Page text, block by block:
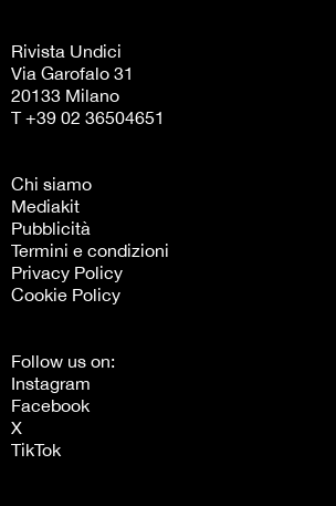
Rivista Undici
Via Garofalo 31
20133 Milano
T +39 02 36504651
Chi siamo
Mediakit
Pubblicità
Termini e condizioni
Privacy Policy
Cookie Policy
Follow us on:
Instagram
Facebook
X
TikTok